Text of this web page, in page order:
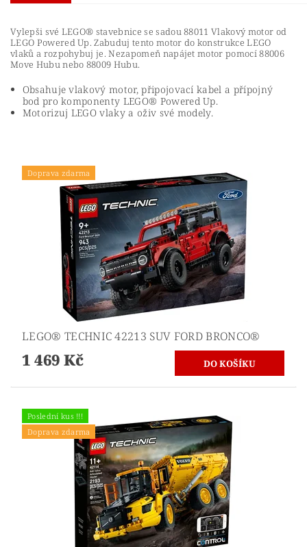
Vylepši své LEGO® stavebnice se sadou 88011 Vlakový motor od
LEGO Powered Up. Zabuduj tento motor do konstrukce LEGO
vlaků a rozpohybuj je. Nezapomeň napájet motor pomocí 88006
Move Hubu nebo 88009 Hubu.
Obsahuje vlakový motor, připojovací kabel a přípojný
bod pro komponenty LEGO® Powered Up.
Motorizuj LEGO vlaky a oživ své modely.
Doprava zdarma
LEGO® TECHNIC 42213 SUV FORD BRONCO®
1 469 Kč
Poslední kus !!!
Doprava zdarma